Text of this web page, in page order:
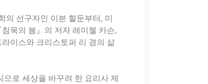
선구자인 이븐 할둔부터, 미
묵의 봄』의 저자 레이첼 카슨,
이스와 크리스토퍼 리 경의 삶
로 세상을 바꾸려 한 요리사 제